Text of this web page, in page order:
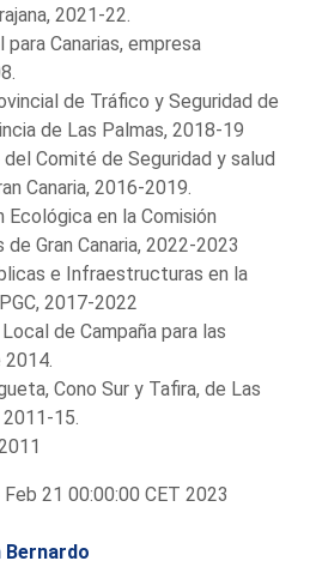
2021-22.
Canarias, empresa
de Tráfico y Seguridad de
de Las Palmas, 2018-19
Comité de Seguridad y salud
Canaria, 2016-2019.
en la Comisión
Gran Canaria, 2022-2023
e Infraestructuras en la
2017-2022
de Campaña para las
2014.
Cono Sur y Tafira, de Las
2011-15.
21 00:00:00 CET 2023
Bernardo